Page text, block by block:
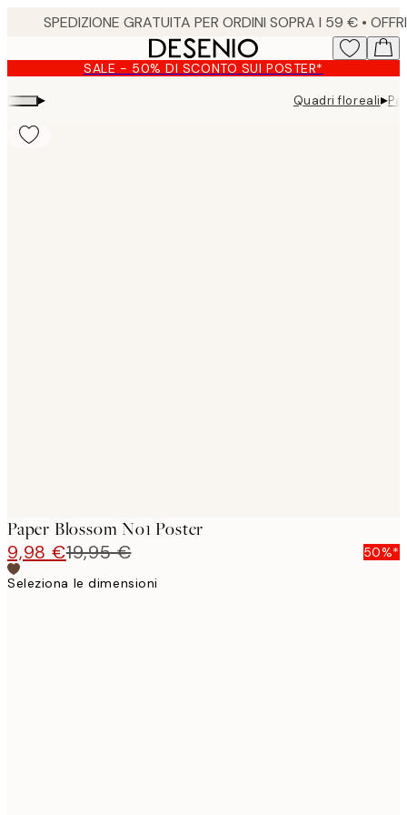
content.
SALE - 50% DI SCONTO SUI POSTER*
▸ Quadri floreali▸
Paper Blossom No1 Poster
9,98 €19,95 €
50%*
Seleziona le dimensioni